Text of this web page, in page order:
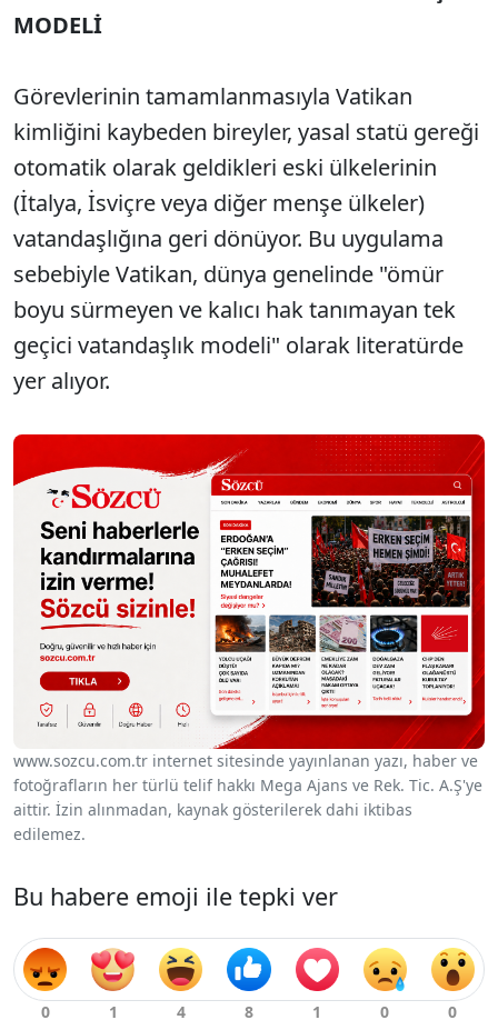
MODELİ
Görevlerinin tamamlanmasıyla Vatikan
kimliğini kaybeden bireyler, yasal statü gereği
otomatik olarak geldikleri eski ülkelerinin
(İtalya, İsviçre veya diğer menşe ülkeler)
vatandaşlığına geri dönüyor. Bu uygulama
sebebiyle Vatikan, dünya genelinde "ömür
boyu sürmeyen ve kalıcı hak tanımayan tek
geçici vatandaşlık modeli" olarak literatürde
yer alıyor.
www.sozcu.com.tr internet sitesinde yayınlanan yazı, haber ve
fotoğrafların her türlü telif hakkı Mega Ajans ve Rek. Tic. A.Ş'ye
aittir. İzin alınmadan, kaynak gösterilerek dahi iktibas
edilemez.
Bu habere emoji ile tepki ver